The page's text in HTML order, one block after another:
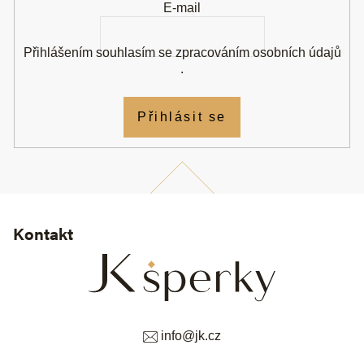
Kontakt
info@jk.cz
E-mail
Přihlášením souhlasím se zpracováním osobních údajů
.
Přihlásit se